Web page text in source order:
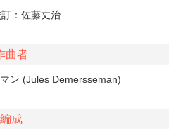
：佐藤丈治
曲者
ン (Jules Demersseman)
編成